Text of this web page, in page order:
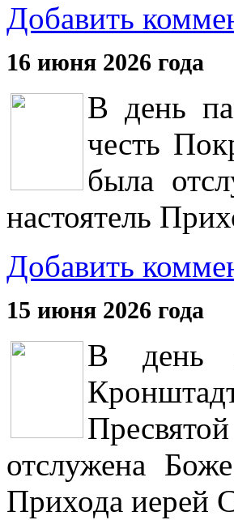
Добавить
16 июня 2026 года
В день
честь
была
настоятель
Добавить
15 июня 2026 года
В день
отслужена
Прихода иерей